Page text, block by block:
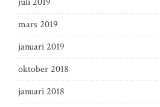
mars 2019
januari 2019
oktober 2018
januari 2018